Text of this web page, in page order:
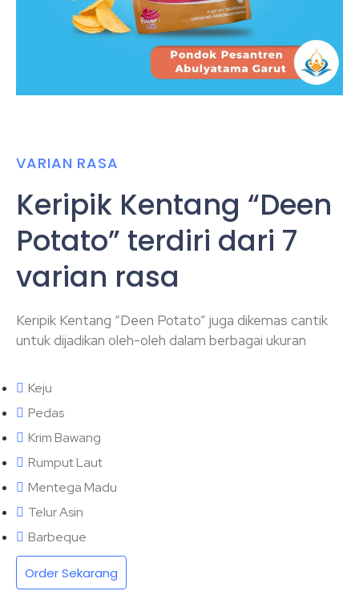
VARIAN RASA
Keripik Kentang “Deen
Potato” terdiri dari 7
varian rasa
Keripik Kentang “Deen Potato” juga dikemas cantik
untuk dijadikan oleh-oleh dalam berbagai ukuran
Keju
Pedas
Krim Bawang
Rumput Laut
Mentega Madu
Telur Asin
Barbeque
Order Sekarang